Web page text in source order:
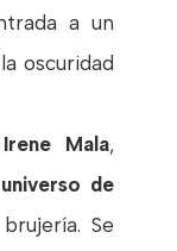
a un
oscuridad
Irene Mala,
de
Se